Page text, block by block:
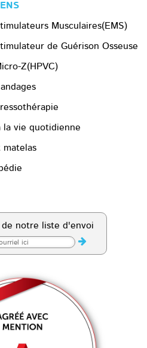
Musculaires(EMS)
de Guérison Osseuse
Z(HPVC)
la vie quotidienne
matelas
de notre liste d'envoi